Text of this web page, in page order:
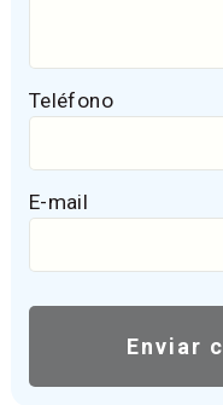
Teléfono
E-mail